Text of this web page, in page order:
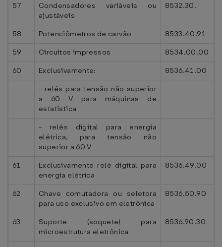
57
Condensadores variáveis ou
ajustáveis
8532.30.
58 Potenciômetros de carvão
8533.40.91
59
Circuitos impressos
8534.00.00
60
Exclusivamente:
8536.41.00
- relés para tensão não superior
a 60 V para máquinas de
estatística
- relés digital para energia
elétrica, para tensão não
superior a 60 V
61
Exclusivamente relé digital para
energia elétrica
8536.49.00
62
Chave comutadora ou seletora
para uso exclusivo em eletrônica
8536.50.90
63
Suporte (soquete) para
microestrutura eletrônica
8536.90.30